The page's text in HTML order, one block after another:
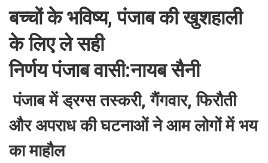
बच्चों के भविष्य, पंजाब की खुशहाली
के लिए ले सही
निर्णय पंजाब वासी:नायब सैनी
पंजाब में ड्रग्स तस्करी, गैंगवार, फिरौती
और अपराध की घटनाओं ने आम लोगों में भय
का माहौल